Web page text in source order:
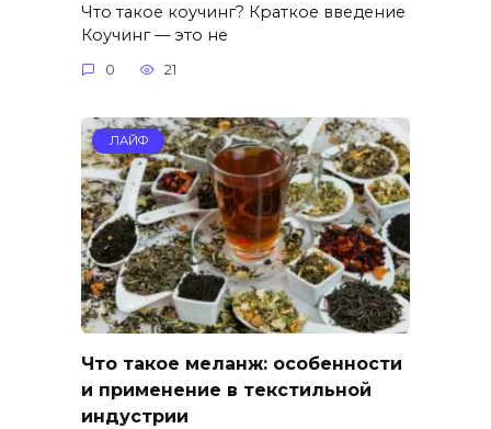
Что такое коучинг? Краткое введение
Коучинг — это не
0 21
ЛАЙФ
Что такое меланж: особенности
и применение в текстильной
индустрии